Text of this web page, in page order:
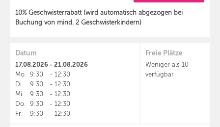
10% Geschwisterrabatt (wird automatisch abgezogen bei
Buchung von mind. 2 Geschwisterkindern)
Datum
17.08.2026 - 21.08.2026
Mo. 9:30 - 12:30
Di.
9:30 - 12:30
Mi.
9:30 - 12:30
Do.
9:30 - 12:30
Fr.
9:30 - 12:30
Freie Plätze
Weniger als 10
verfügbar